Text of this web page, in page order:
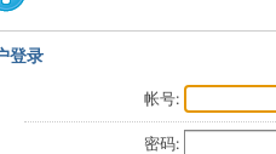
登录
帐号:
密码: